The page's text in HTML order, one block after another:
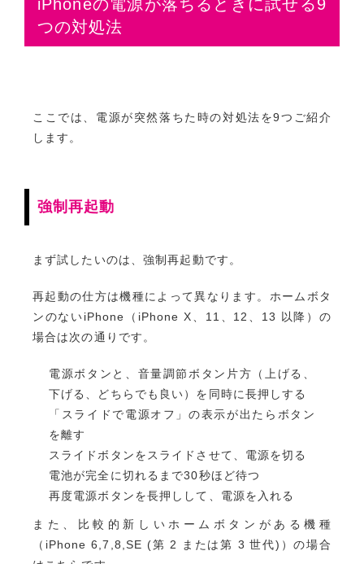
iPhoneの電源が落ちるときに試せる9
つの対処法
ここでは、電源が突然落ちた時の対処法を9つご紹介
します。
強制再起動
まず試したいのは、強制再起動です。
再起動の仕方は機種によって異なります。ホームボタ
ンのないiPhone（iPhone X、11、12、13 以降）の
場合は次の通りです。
電源ボタンと、音量調節ボタン片方（上げる、
下げる、どちらでも良い）を同時に長押しする
「スライドで電源オフ」の表示が出たらボタン
を離す
スライドボタンをスライドさせて、電源を切る
電池が完全に切れるまで30秒ほど待つ
再度電源ボタンを長押しして、電源を入れる
また、比較的新しいホームボタンがある機種
（iPhone 6,7,8,SE (第 2 または第 3 世代)）の場合